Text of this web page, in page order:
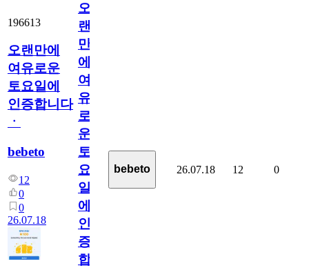
196613
오랜만에
여유로운
토요일에
인증합니다
ㆍ
bebeto
12
0
0
26.07.18
오
랜
만
에
여
유
로
운
토
요
일
에
인
증
합
bebeto 26.07.18 12 0